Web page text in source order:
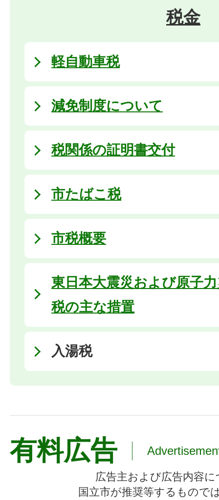
税金
軽自動車税
減免制度について
税関係の証明書交付
市たばこ税
市税概要
東日本大震災および原子
税の主な措置
入湯税
有料広告
広告主および広告内容
国立市が推奨等するもので